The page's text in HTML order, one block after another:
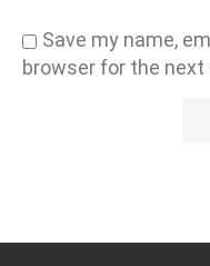
Save my name,
browser for the